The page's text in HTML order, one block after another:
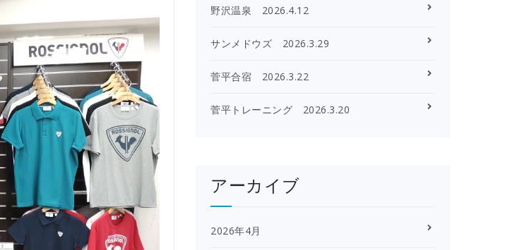
野沢温泉 2026.4.12
サンメドウズ 2026.3.29
菅平合宿 2026.3.22
菅平トレーニング 2026.3.20
アーカイブ
2026年4月